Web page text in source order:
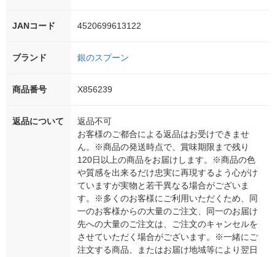
JANコード 4520699613122
ブランド 銀のスプーン
商品番号 X856239
返品について
返品不可
お客様のご都合による返品はお受けできませ
ん。※商品の発送時点で、賞味期限まで残り
120日以上の商品をお届けします。※商品の色
や質感を出来るだけ忠実に再現するよう心がけ
ていますが実物と若干異なる場合がございま
す。※多くのお客様にご利用いただくため、同
一のお客様からの大量のご注文、同一のお届け
先への大量のご注文は、ご注文のキャンセルを
させていただく場合がございます。※一緒にご
注文する商品、またはお届け地域等により翌日